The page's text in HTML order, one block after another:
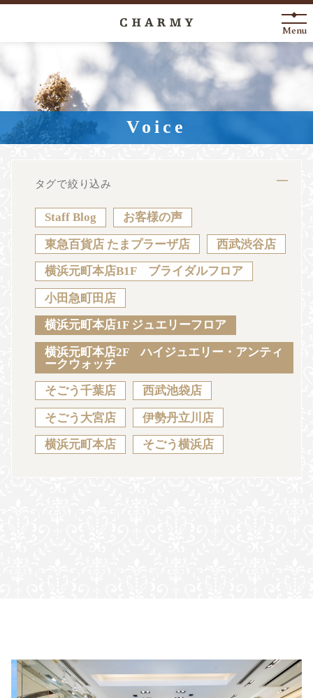
New Arrival
About
Engagement Ring
Anniversary
News Blog
Sustainability Voice Catalog
JA EN CH KO
Menu
Voice
タグで絞り込み
Staff Blog お客様の声
東急百貨店 たまプラーザ店 西武渋谷店
横浜元町本店B1F ブライダルフロア
小田急町田店
横浜元町本店1F ジュエリーフロア
横浜元町本店2F ハイジュエリー・アンティ
ークウォッチ
そごう千葉店 西武池袋店
そごう大宮店 伊勢丹立川店
横浜元町本店 そごう横浜店